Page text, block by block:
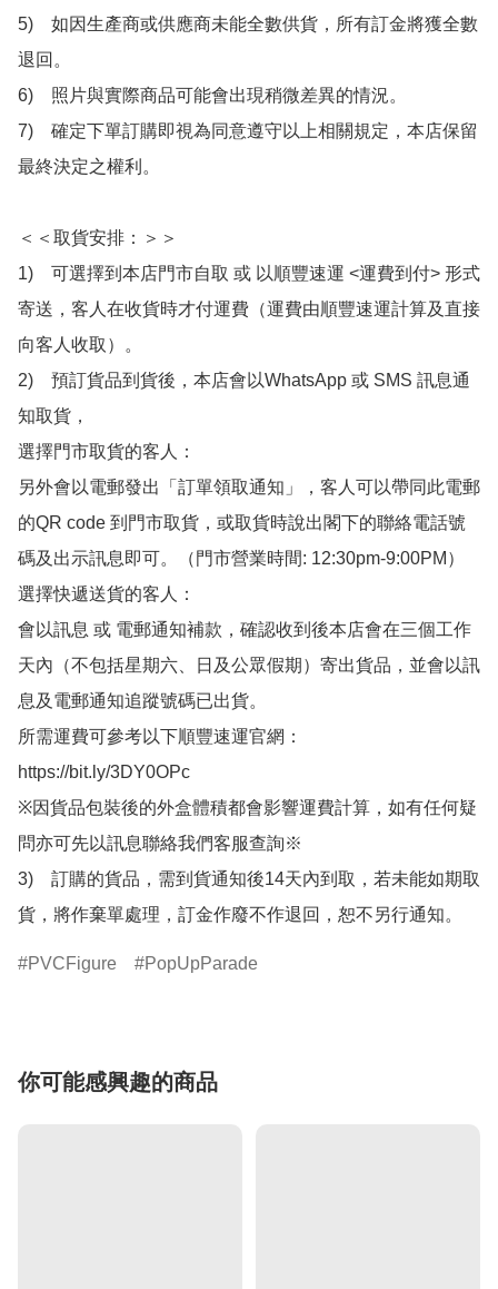
5)　如因生產商或供應商未能全數供貨，所有訂金將獲全數
退回。
6)　照片與實際商品可能會出現稍微差異的情況。
7)　確定下單訂購即視為同意遵守以上相關規定，本店保留
最終決定之權利。
＜＜取貨安排：＞＞
1)　可選擇到本店門市自取 或 以順豐速運 <運費到付> 形式
寄送，客人在收貨時才付運費（運費由順豐速運計算及直接
向客人收取）。
2)　預訂貨品到貨後，本店會以WhatsApp 或 SMS 訊息通
知取貨，
選擇門市取貨的客人：
另外會以電郵發出「訂單領取通知」，客人可以帶同此電郵
的QR code 到門市取貨，或取貨時說出閣下的聯絡電話號
碼及出示訊息即可。（門市營業時間: 12:30pm-9:00PM）
選擇快遞送貨的客人：
會以訊息 或 電郵通知補款，確認收到後本店會在三個工作
天內（不包括星期六、日及公眾假期）寄出貨品，並會以訊
息及電郵通知追蹤號碼已出貨。
所需運費可參考以下順豐速運官網：
https://bit.ly/3DY0OPc
※因貨品包裝後的外盒體積都會影響運費計算，如有任何疑
問亦可先以訊息聯絡我們客服查詢※
3)　訂購的貨品，需到貨通知後14天內到取，若未能如期取
貨，將作棄單處理，訂金作廢不作退回，恕不另行通知。
PVCFigure PopUpParade
你可能感興趣的商品